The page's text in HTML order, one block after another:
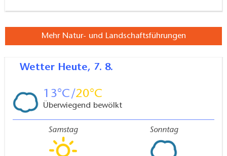
Mehr Natur- und Landschaftsführungen
Wetter Heute, 7. 8.
13 20
Überwiegend bewölkt
Samstag Sonntag